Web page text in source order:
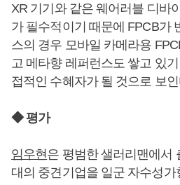
XR 기기와 같은 웨어러블 디바
가 필수적이기 때문에 FPCB가
스의 경우 모바일 카메라용
고 메타향 레퍼런스도 쌓고 있
접적인 수혜자가 될 것으로 보
◆ 평가
임우현은 평범한 샐러리맨에서
대의 중견기업을 일군 자수성가